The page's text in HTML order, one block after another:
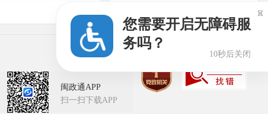
闽政通APP
扫一扫下载APP
您需要开启无障碍服
务吗？
10秒后关闭
